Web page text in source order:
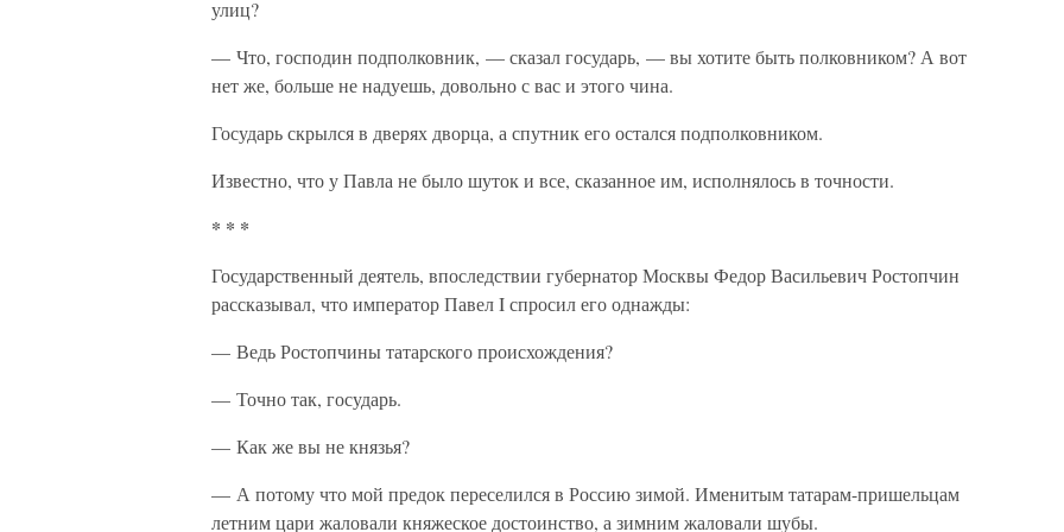
улиц?
— Что, господин подполковник, — сказал государь, — вы хотите быть полковником? А вот
нет же, больше не надуешь, довольно с вас и этого чина.
Государь скрылся в дверях дворца, а спутник его остался подполковником.
Известно, что у Павла не было шуток и все, сказанное им, исполнялось в точности.
* * *
Государственный деятель, впоследствии губернатор Москвы Федор Васильевич Ростопчин
рассказывал, что император Павел I спросил его однажды:
— Ведь Ростопчины татарского происхождения?
— Точно так, государь.
— Как же вы не князья?
— А потому что мой предок переселился в Россию зимой. Именитым татарам-пришельцам
летним цари жаловали княжеское достоинство, а зимним жаловали шубы.